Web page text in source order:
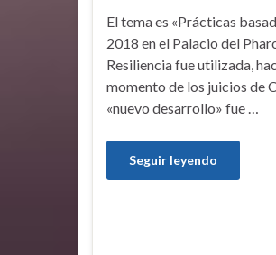
El tema es «Prácticas
2018 en el Palacio del
Resiliencia fue utilizada,
momento de los juicios de
«nuevo desarrollo» fue …
Seguir leyendo